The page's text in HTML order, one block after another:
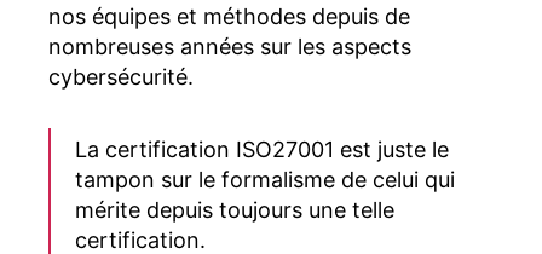
nos équipes et méthodes depuis de
nombreuses années sur les aspects
cybersécurité.
La certification ISO27001 est juste le
tampon sur le formalisme de celui qui
mérite depuis toujours une telle
certification.